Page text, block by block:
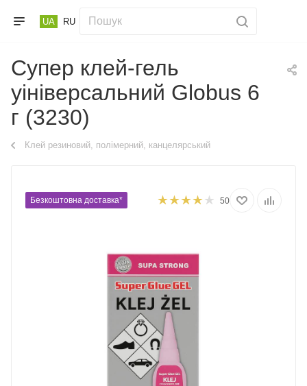
UA RU
Супер клей-гель
уініверсальний Globus 6
г (3230)
Клей резиновий, полімерний, канцелярський
Безкоштовна доставка* 50